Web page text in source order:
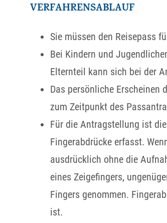
VERFAHRENSABLAUF
Sie müssen den Reisepass
Bei Kindern und
Elternteil kann sich bei der
Das persönliche Erscheinen
zum Zeitpunkt des
Für die Antragstellung ist
Fingerabdrücke erfasst.
ausdrücklich ohne die
eines Zeigefingers,
Fingers genommen.
ist.